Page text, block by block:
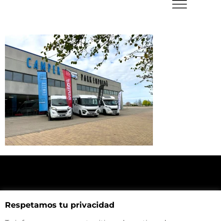
Haz click aquí y mira como llegar a la tienda
Respetamos tu privacidad